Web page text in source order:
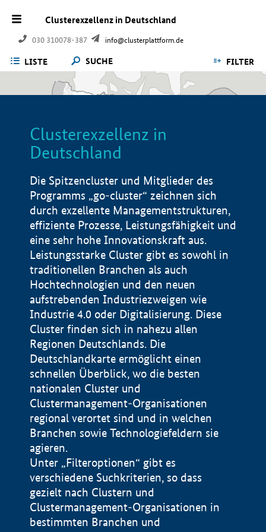
Clusterexzellenz in Deutschland
030 310078-387 info@clusterplattform.de
LISTE SUCHE FILTER
Clusterexzellenz in
Deutschland
Die Spitzencluster und Mitglieder des
Programms „go-cluster“ zeichnen sich
durch exzellente Managementstrukturen,
effiziente Prozesse, Leistungsfähigkeit und
eine sehr hohe Innovationskraft aus.
Leistungsstarke Cluster gibt es sowohl in
traditionellen Branchen als auch
Hochtechnologien und den neuen
aufstrebenden Industriezweigen wie
Industrie 4.0 oder Digitalisierung. Diese
Cluster finden sich in nahezu allen
Regionen Deutschlands. Die
Deutschlandkarte ermöglicht einen
schnellen Überblick, wo die besten
nationalen Cluster und
Clustermanagement-Organisationen
regional verortet sind und in welchen
Branchen sowie Technologiefeldern sie
agieren.
Unter „Filteroptionen“ gibt es
verschiedene Suchkriterien, so dass
gezielt nach Clustern und
Clustermanagement-Organisationen in
bestimmten Branchen und
Impressum
Datenschutzerklärung
BMWE, 2026 ©
100 km © Geobasis-DE / BKG 2015